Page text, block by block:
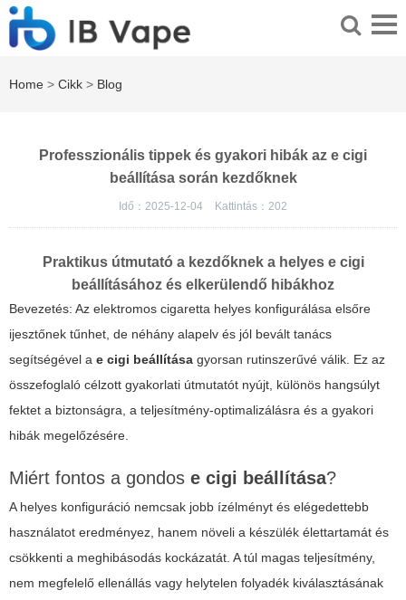
Home > Cikk > Blog
Professzionális tippek és gyakori hibák az e cigi
beállítása során kezdőknek
Idő：2025-12-04 Kattintás： 202
Praktikus útmutató a kezdőknek a helyes e cigi
beállításához és elkerülendő hibákhoz
Bevezetés: Az elektromos cigaretta helyes konfigurálása elsőre
ijesztőnek tűnhet, de néhány alapelv és jól bevált tanács
segítségével a e cigi beállítása gyorsan rutinszerűvé válik. Ez az
összefoglaló célzott gyakorlati útmutatót nyújt, különös hangsúlyt
fektet a biztonságra, a teljesítmény-optimalizálásra és a gyakori
hibák megelőzésére.
Miért fontos a gondos e cigi beállítása?
A helyes konfiguráció nemcsak jobb ízélményt és elégedettebb
használatot eredményez, hanem növeli a készülék élettartamát és
csökkenti a meghibásodás kockázatát. A túl magas teljesítmény,
nem megfelelő ellenállás vagy helytelen folyadék kiválasztásának